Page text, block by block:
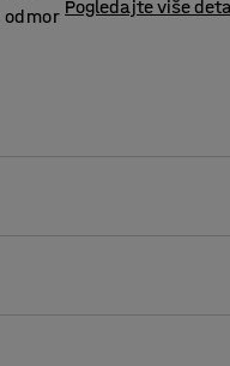
odmor Pogledajte više
ureda i škola. Otvor